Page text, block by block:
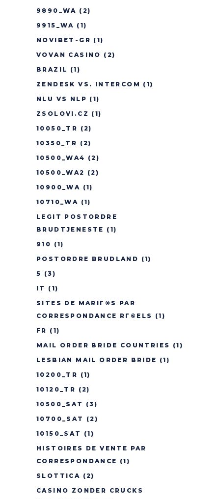
9890_WA (2)
9915_WA (1)
NOVIBET-GR (1)
VOVAN CASINO (2)
BRAZIL (1)
ZENDESK VS. INTERCOM (1)
NLU VS NLP (1)
ZSOLOVI.CZ (1)
10050_TR (2)
10350_TR (2)
10500_WA4 (2)
10500_WA2 (2)
10900_WA (1)
10710_WA (1)
LEGIT POSTORDRE
BRUDTJENESTE (1)
910 (1)
POSTORDRE BRUDLAND (1)
5 (3)
IT
(1)
SITES DE MARIГ©S PAR
CORRESPONDANCE RГ©ELS
(1)
FR (1)
MAIL ORDER BRIDE COUNTRIES
(1)
LESBIAN MAIL ORDER BRIDE (1)
10200_TR (1)
10120_TR (2)
10500_SAT
(3)
10700_SAT
(2)
10150_SAT
(1)
HISTOIRES DE VENTE PAR
CORRESPONDANCE (1)
SLOTTICA (2)
CASINO ZONDER CRUCKS